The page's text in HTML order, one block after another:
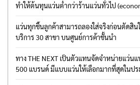
ทำให้ต้นทุนแว่นต่ำกว่าร้านแว่นทั่วไป
แว่นทุกชิ้นลูกค้าสามารถลองใส่จริงก่อนตัดสิน
บริการ 30 สาขา บนศูนย์การค้าชั้นนำ
ทาง THE NEXT เป็นตัวแทนจัดจำหน่ายแว่น
500 แบรนด์ มีแบบแว่นให้เลือกมากที่สุดในปร